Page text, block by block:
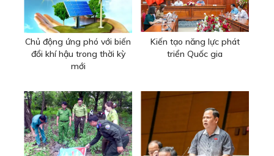
Chủ động ứng phó với biến
đổi khí hậu trong thời kỳ
mới
Kiến tạo năng lực phát
triển Quốc gia